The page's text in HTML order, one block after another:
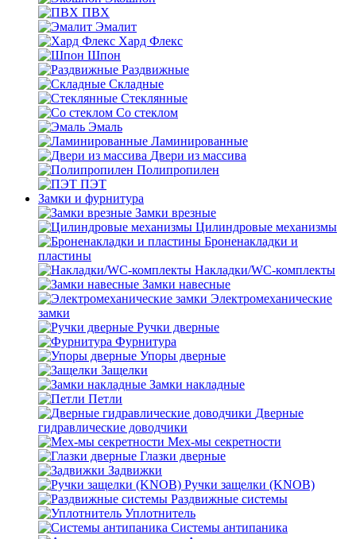
ПВХ
Эмалит
Хард Флекс
Шпон
Раздвижные
Складные
Стеклянные
Со стеклом
Эмаль
Ламинированные
Двери из массива
Полипропилен
ПЭТ
Замки и фурнитура
Замки врезные
Цилиндровые механизмы
Броненакладки и
пластины
Накладки/WC-комплекты
Замки навесные
Электромеханические
замки
Ручки дверные
Фурнитура
Упоры дверные
Защелки
Замки накладные
Петли
Дверные
гидравлические доводчики
Мех-мы секретности
Глазки дверные
Задвижки
Ручки защелки (KNOB)
Раздвижные системы
Уплотнитель
Системы антипаника